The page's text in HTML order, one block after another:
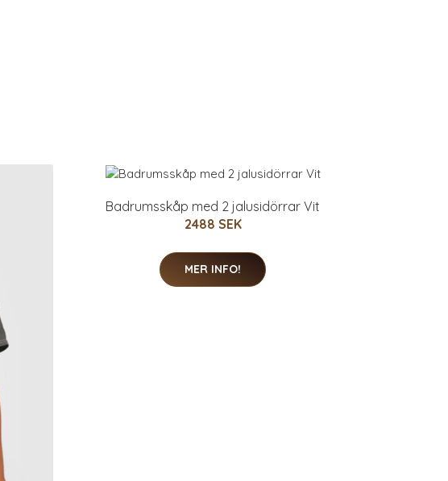
Badrumsskåp med 2 jalusidörrar Vit
2488 SEK
MER INFO!